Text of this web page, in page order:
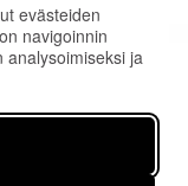
evästeiden
navigoinnin
ja